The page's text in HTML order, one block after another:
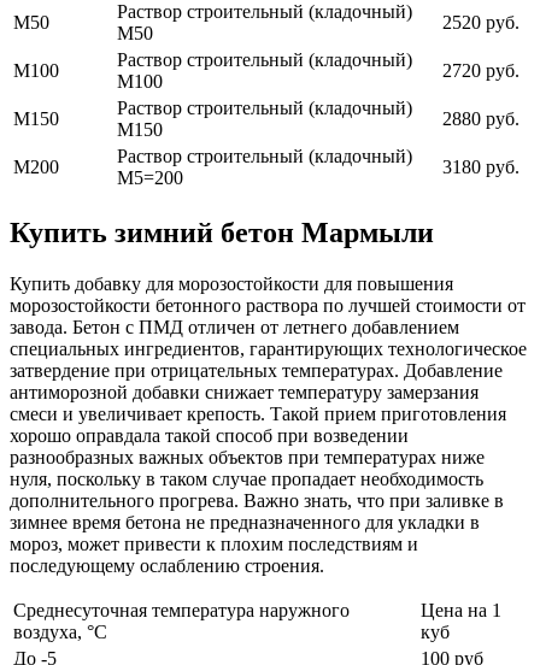
М50
Раствор строительный (кладочный)
М50
2520 руб.
М100
Раствор строительный (кладочный)
М100
2720 руб.
М150
Раствор строительный (кладочный)
М150
2880 руб.
М200
Раствор строительный (кладочный)
М5=200
3180 руб.
Купить зимний бетон Мармыли
Купить добавку для морозостойкости для повышения
морозостойкости бетонного раствора по лучшей стоимости от
завода. Бетон с ПМД отличен от летнего добавлением
специальных ингредиентов, гарантирующих технологическое
затвердение при отрицательных температурах. Добавление
антиморозной добавки снижает температуру замерзания
смеси и увеличивает крепость. Такой прием приготовления
хорошо оправдала такой способ при возведении
разнообразных важных объектов при температурах ниже
нуля, поскольку в таком случае пропадает необходимость
дополнительного прогрева. Важно знать, что при заливке в
зимнее время бетона не предназначенного для укладки в
мороз, может привести к плохим последствиям и
последующему ослаблению строения.
Среднесуточная температура наружного
воздуха, °C
Цена на 1
куб
До -5
100 руб